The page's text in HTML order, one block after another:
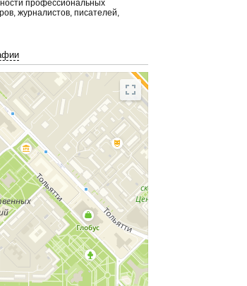
профессиональных
журналистов, писателей,